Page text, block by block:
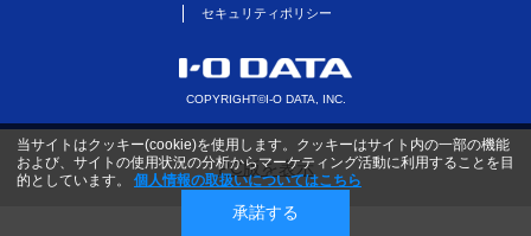
セキュリティポリシー
COPYRIGHT©I-O DATA, INC.
当サイトはクッキー(cookie)を使用します。クッキーはサイト内の一部の機能
および、サイトの使用状況の分析からマーケティング活動に利用することを目
的としています。
個人情報の取扱いについてはこちら
承諾する
PC版を表示